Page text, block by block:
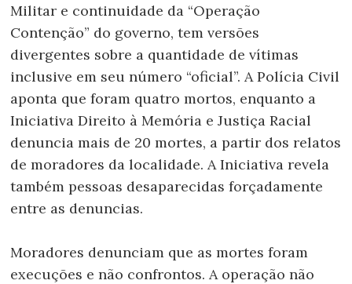
Militar e continuidade da “Operação
Contenção” do governo, tem versões
divergentes sobre a quantidade de vítimas
inclusive em seu número “oficial”. A Polícia Civil
aponta que foram quatro mortos, enquanto a
Iniciativa Direito à Memória e Justiça Racial
denuncia mais de 20 mortes, a partir dos relatos
de moradores da localidade. A Iniciativa revela
também pessoas desaparecidas forçadamente
entre as denuncias.
Moradores denunciam que as mortes foram
execuções e não confrontos. A operação não